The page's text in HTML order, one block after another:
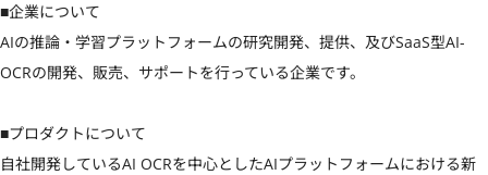
■企業について
AIの推論・学習プラットフォームの研究開発、提供、及びSaaS型AI-
OCRの開発、販売、サポートを行っている企業です。
■プロダクトについて
自社開発しているAI OCRを中心としたAIプラットフォームにおける新